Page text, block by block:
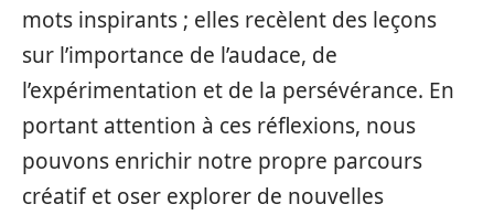
mots inspirants ; elles recèlent des leçons
sur l’importance de l’audace, de
l’expérimentation et de la persévérance. En
portant attention à ces réflexions, nous
pouvons enrichir notre propre parcours
créatif et oser explorer de nouvelles